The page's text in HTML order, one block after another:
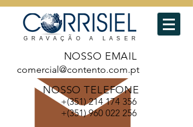
GRAVAÇÃO A LASER
NOSSO EMAIL
comercial@contento.com.pt
NOSSO TELEFONE
+(351)214 174 356
+(351)960 022 256